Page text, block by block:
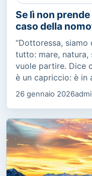
Se lì non
caso della
“Dottoressa,
tutto: mare, natura,
vuole partire. Dice
è un capriccio: è in
26 gennaio 2026